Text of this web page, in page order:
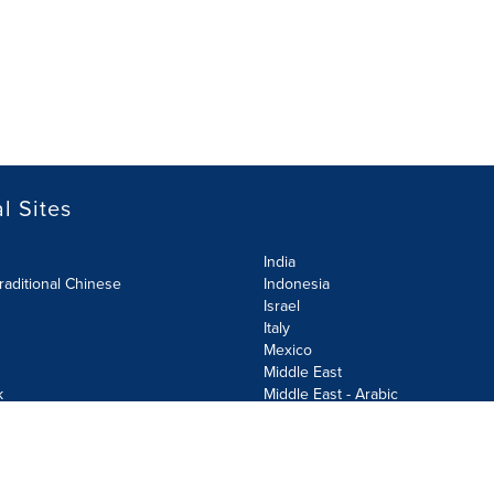
Sites
Chinese
India
Indonesia
Israel
Italy
Mexico
Middle East
Middle East - Arabic